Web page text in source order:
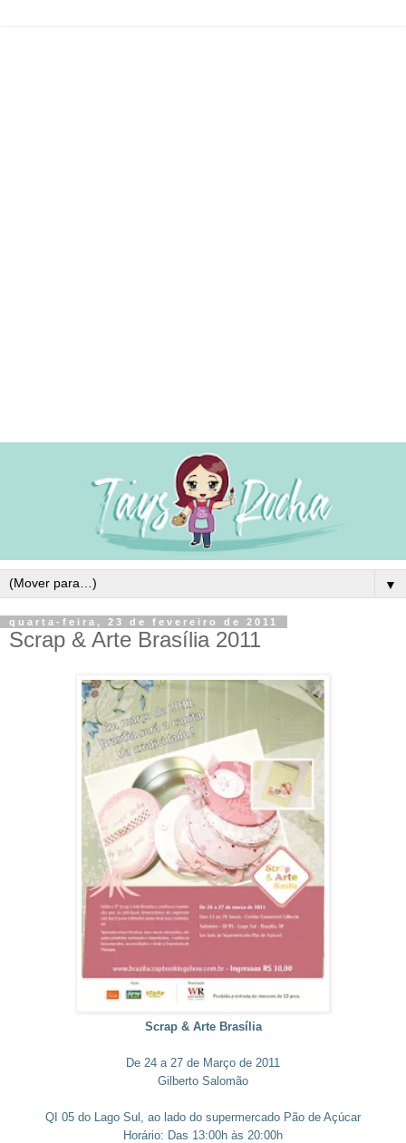
▼
quarta-feira, 23 de fevereiro de 2011
Scrap & Arte Brasília 2011
Scrap & Arte Brasília
De 24 a 27 de Março de 2011
Gilberto Salomão
QI 05 do Lago Sul, ao lado do supermercado Pão de Açúcar
Horário: Das 13:00h às 20:00h